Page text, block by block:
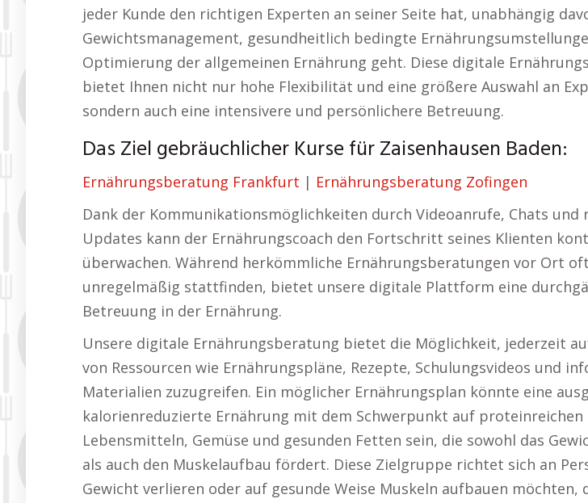
jeder Kunde den richtigen Experten an seiner Seite hat, unabhängig
Gewichtsmanagement, gesundheitlich bedingte
Optimierung der allgemeinen Ernährung geht. Diese digitale
bietet Ihnen nicht nur hohe Flexibilität und eine größere Auswahl an
sondern auch eine intensivere und persönlichere Betreuung.
Das Ziel gebräuchlicher Kurse für Zaisenhausen Baden:
Ernährungsberatung Frankfurt | Ernährungsberatung Zofingen
Dank der Kommunikationsmöglichkeiten durch Videoanrufe, Chats und
Updates kann der Ernährungscoach den Fortschritt seines Klienten
überwachen. Während herkömmliche Ernährungsberatungen vor Ort
unregelmäßig stattfinden, bietet unsere digitale Plattform eine
Betreuung in der Ernährung.
Unsere digitale Ernährungsberatung bietet die Möglichkeit, jederzeit
von Ressourcen wie Ernährungspläne, Rezepte, Schulungsvideos und
Materialien zuzugreifen. Ein möglicher Ernährungsplan könnte eine
kalorienreduzierte Ernährung mit dem Schwerpunkt auf proteinreichen
Lebensmitteln, Gemüse und gesunden Fetten sein, die sowohl das
als auch den Muskelaufbau fördert. Diese Zielgruppe richtet sich an
Gewicht verlieren oder auf gesunde Weise Muskeln aufbauen möchten,